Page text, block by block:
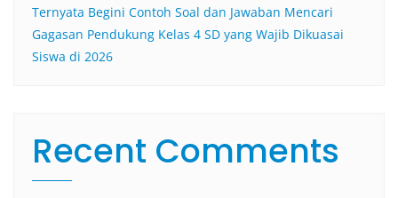
Ternyata Begini Contoh Soal dan Jawaban Mencari
Gagasan Pendukung Kelas 4 SD yang Wajib Dikuasai
Siswa di 2026
Recent Comments